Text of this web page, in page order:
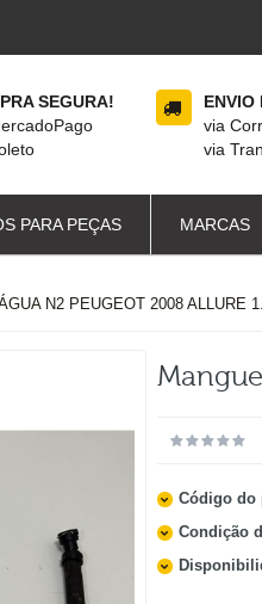
SEGURA!
ENVIO
via
via
PARA PEÇAS MARCAS
N2 PEUGEOT 2008 ALLURE
Código do
Condição